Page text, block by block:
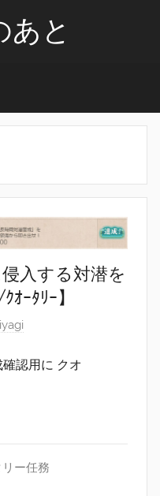
あと
入する対潜を
ｰﾀﾘｰ】
認用に クオ
ー任務